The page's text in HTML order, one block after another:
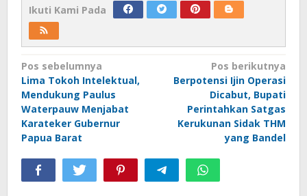
Ikuti Kami Pada
Navigasi
pos
Pos sebelumnya
Lima Tokoh Intelektual,
Mendukung Paulus
Waterpauw Menjabat
Karateker Gubernur
Papua Barat
Pos berikutnya
Berpotensi Ijin Operasi
Dicabut, Bupati
Perintahkan Satgas
Kerukunan Sidak THM
yang Bandel